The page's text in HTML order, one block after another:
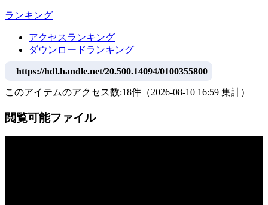
ランキング
アクセスランキング
ダウンロードランキング
https://hdl.handle.net/20.500.14094/0100355800
このアイテムのアクセス数:18件 （2026-08-10 16:59 集計）
閲覧可能ファイル